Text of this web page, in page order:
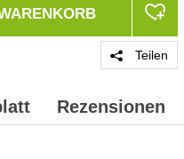
Teilen
Rezensionen